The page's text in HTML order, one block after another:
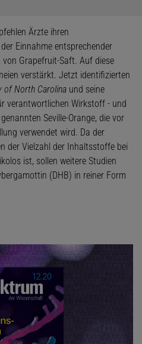
Ärzte ihren
Einnahme entsprechender
Grapefruit-Saft. Auf diese
verstärkt. Jetzt identifizierten
of North Carolina und seine
verantwortlichen Wirkstoff - und
Seville-Orange, die vor
verwendet wird. Da der
der Vielzahl der Inhaltsstoffe bei
ist, sollen weitere Studien
(DHB) in reiner Form